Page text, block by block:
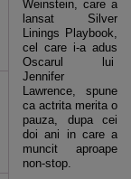
Weinstein, care a
lansat Silver
Linings Playbook,
cel care i-a adus
Oscarul lui
Jennifer
Lawrence, spune
ca actrita merita o
pauza, dupa cei
doi ani in care a
muncit aproape
non-stop.